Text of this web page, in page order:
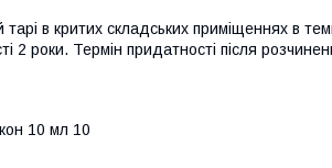
в критих складських приміщеннях в
2 роки. Термін придатності після
10 мл 10